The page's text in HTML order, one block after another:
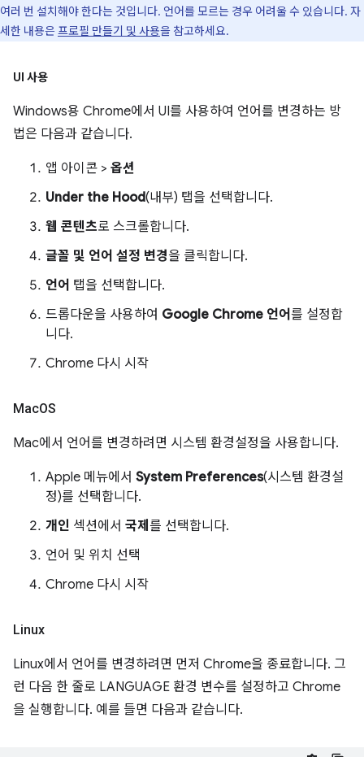
여러 번 설치해야 한다는 것입니다. 언어를 모르는 경우 어려울 수 있습니다. 자
세한 내용은프로필 만들기 및 사용을 참고하세요.
UI 사용
Windows용 Chrome에서 UI를 사용하여 언어를 변경하는 방
법은 다음과 같습니다.
앱 아이콘 > 옵션
Under the Hood(내부) 탭을 선택합니다.
웹 콘텐츠로 스크롤합니다.
글꼴 및 언어 설정 변경을 클릭합니다.
언어 탭을 선택합니다.
드롭다운을 사용하여 Google Chrome 언어 를 설정합
니다.
Chrome 다시 시작
MacOS
Mac에서 언어를 변경하려면 시스템 환경설정을 사용합니다.
Apple 메뉴에서 System Preferences(시스템 환경설
정)를 선택합니다.
개인 섹션에서 국제 를 선택합니다.
언어 및 위치 선택
Chrome 다시 시작
Linux
Linux에서 언어를 변경하려면 먼저 Chrome을 종료합니다. 그
런 다음 한 줄로 LANGUAGE 환경 변수를 설정하고 Chrome
을 실행합니다. 예를 들면 다음과 같습니다.